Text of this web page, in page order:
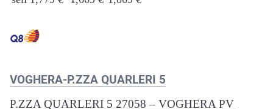
VOGHERA-P.ZZA QUARLERI 5
P.ZZA QUARLERI 5 27058 – VOGHERA PV